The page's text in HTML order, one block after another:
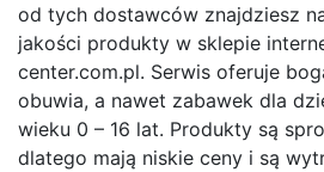
od tych dostawców znajdziesz
jakości produkty w sklepie
center.com.pl. Serwis oferuje
obuwia, a nawet zabawek dla
wieku 0 – 16 lat. Produkty są
dlatego mają niskie ceny i są